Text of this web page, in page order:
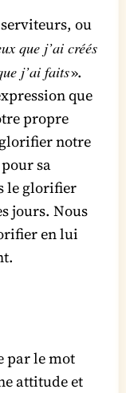
serviteurs, ou
que j’ai créés
j’ai faits».
que
propre
notre
sa
le glorifier
jours. Nous
en lui
par le mot
attitude et